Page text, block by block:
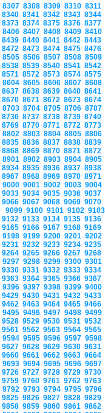
8307 8308 8309 8310 8311
8340 8341 8342 8343 8344
8373 8374 8375 8376 8377
8406 8407 8408 8409 8410
8439 8440 8441 8442 8443
8472 8473 8474 8475 8476
8505 8506 8507 8508 8509
8538 8539 8540 8541 8542
8571 8572 8573 8574 8575
8604 8605 8606 8607 8608
8637 8638 8639 8640 8641
8670 8671 8672 8673 8674
8703 8704 8705 8706 8707
8736 8737 8738 8739 8740
8769 8770 8771 8772 8773
8802 8803 8804 8805 8806
8835 8836 8837 8838 8839
8868 8869 8870 8871 8872
8901 8902 8903 8904 8905
8934 8935 8936 8937 8938
8967 8968 8969 8970 8971
9000 9001 9002 9003 9004
9033 9034 9035 9036 9037
9066 9067 9068 9069 9070
9099 9100 9101 9102 9103
9132 9133 9134 9135 9136
9165 9166 9167 9168 9169
9198 9199 9200 9201 9202
9231 9232 9233 9234 9235
9264 9265 9266 9267 9268
9297 9298 9299 9300 9301
9330 9331 9332 9333 9334
9363 9364 9365 9366 9367
9396 9397 9398 9399 9400
9429 9430 9431 9432 9433
9462 9463 9464 9465 9466
9495 9496 9497 9498 9499
9528 9529 9530 9531 9532
9561 9562 9563 9564 9565
9594 9595 9596 9597 9598
9627 9628 9629 9630 9631
9660 9661 9662 9663 9664
9693 9694 9695 9696 9697
9726 9727 9728 9729 9730
9759 9760 9761 9762 9763
9792 9793 9794 9795 9796
9825 9826 9827 9828 9829
9858 9859 9860 9861 9862